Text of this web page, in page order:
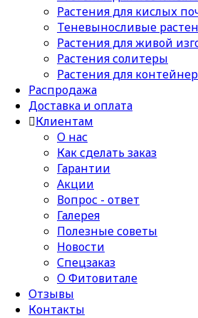
Растения для кислых
Теневыносливые
Растения для живой
Растения солитеры
Растения для
Распродажа
Доставка и оплата
Клиентам
О нас
Как сделать заказ
Гарантии
Акции
Вопрос - ответ
Галерея
Полезные советы
Новости
Спецзаказ
О Фитовитале
Отзывы
Контакты